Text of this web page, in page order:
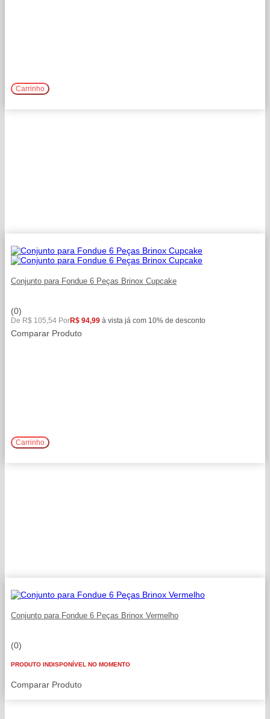
Carrinho
Conjunto para Fondue 6 Peças Brinox Cupcake
(0)
De R$ 105,54 PorR$ 94,99 à vista já com 10% de desconto
Comparar Produto
Carrinho
Conjunto para Fondue 6 Peças Brinox Vermelho
(0)
PRODUTO INDISPONÍVEL NO MOMENTO
Comparar Produto